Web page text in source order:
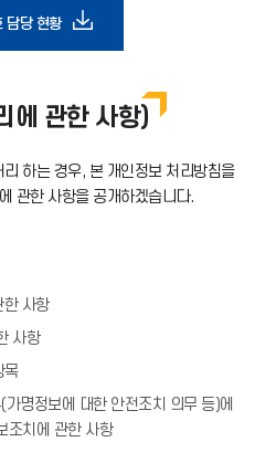
담당 현황다
로
드
에 관한 사항)
하는 경우, 본 개인정보 처리방침을
관한 사항을 공개하겠습니다.
사항
사항
목
명정보에 대한 안전조치 의무 등)에
조치에 관한 사항